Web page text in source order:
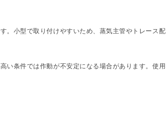
。小型で取り付けやすいため、蒸気主管やトレース配
い条件では作動が不安定になる場合があります。使用